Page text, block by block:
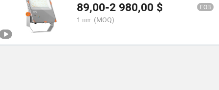
20W/30W/50W/80W/100W/120W/
Завода в Китае
89,00-2 980,00 $ FOB
1 шт. (MOQ)